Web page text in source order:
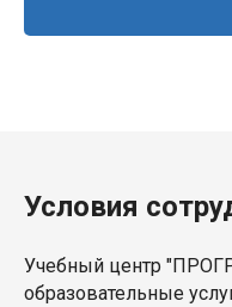
Условия
Учебный центр
образовательные